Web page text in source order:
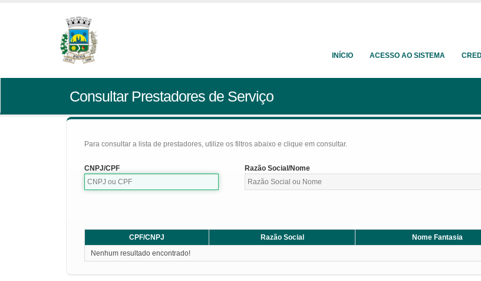
INÍCIO ACESSO AO SISTEMA
Consultar Prestadores de Serviço
Para consultar a lista de prestadores, utilize os filtros abaixo e clique em consultar.
CNPJ/CPF Razão Social/Nome
CPF/CNPJ Razão Social Nome Fantasia
Nenhum resultado encontrado!